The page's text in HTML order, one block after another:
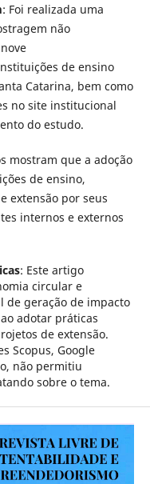
: Foi realizada uma
não
de ensino
Catarina, bem como
no site institucional
do estudo.
mostram que a adoção
de ensino,
extensão por seus
internos e externos
: Este artigo
circular e
de geração de impacto
adotar práticas
de extensão.
Scopus, Google
não permitiu
sobre o tema.